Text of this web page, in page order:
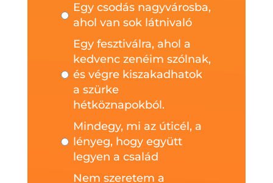
Egy csodás nagyvárosba,
ahol van sok látnivaló
Egy fesztiválra, ahol a
kedvenc zenéim szólnak,
és végre kiszakadhatok
a szürke
hétköznapokból.
Mindegy, mi az úticél, a
lényeg, hogy együtt
legyen a család
Nem szeretem a